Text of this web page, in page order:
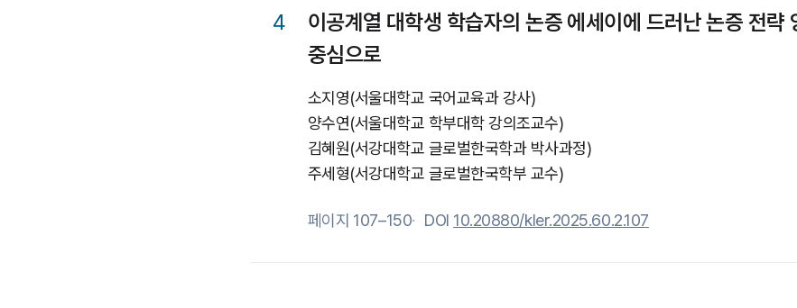
4
이공계열 대학생 학습자의 논증 에세이에 드러난 논증 전략
중심으로
소지영(서울대학교 국어교육과 강사)
양수연(서울대학교 학부대학 강의조교수)
김혜원(서강대학교 글로벌한국학과 박사과정)
주세형(서강대학교 글로벌한국학부 교수)
페이지 107–150 DOI 10.20880/kler.2025.60.2.107